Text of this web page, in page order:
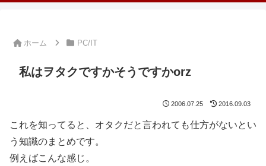
ホーム PC/IT
私はヲタクですかそうですかorz
2006.07.25 2016.09.03
これを知ってると、オタクだと言われても仕方がないとい
う知識のまとめです。
例えばこんな感じ。